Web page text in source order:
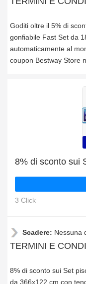
Goditi oltre il 5% di
gonfiabile Fast Set da
automaticamente al
coupon Bestway Store
3 Click
Scadere: Nessuna
TERMINI E
8% di sconto sui Set
da 366x122 cm con